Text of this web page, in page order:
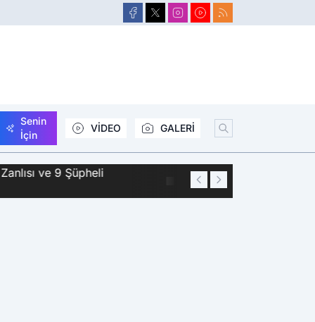
Senin
İçin
VİDEO GALERİ
ve 9 Şüpheli
01:44